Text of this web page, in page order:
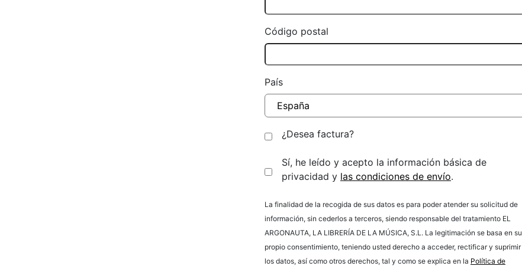
Código postal
País
¿Desea factura?
Sí, he leído y acepto la información básica de
privacidad y las condiciones de envío.
La finalidad de la recogida de sus datos es para poder atender su solicitud de
información, sin cederlos a terceros, siendo responsable del tratamiento EL
ARGONAUTA, LA LIBRERÍA DE LA MÚSICA, S.L. La legitimación se basa en su
propio consentimiento, teniendo usted derecho a acceder, rectificar y suprimir
los datos, así como otros derechos, tal y como se explica en la Política de